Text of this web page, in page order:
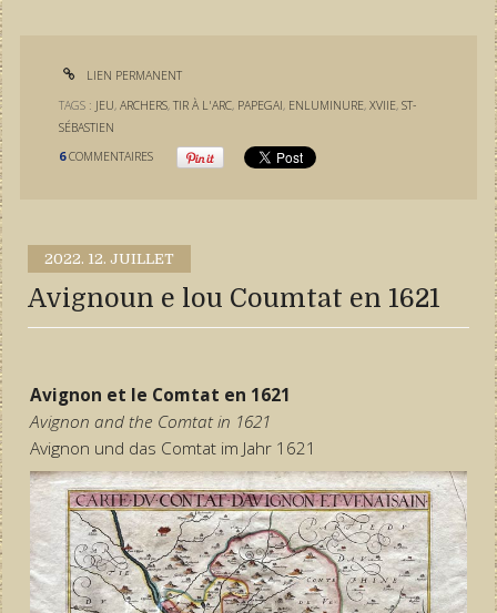
LIEN PERMANENT
TAGS : JEU,ARCHERS,TIR À L'ARC, PAPEGAI, ENLUMINURE,XVIIE,ST-
SÉBASTIEN
6 COMMENTAIRES
2022. 12. JUILLET
Avignoun e lou Coumtat en 1621
Avignon et le Comtat en 1621
Avignon and the Comtat in 1621
Avignon und das Comtat im Jahr 1621